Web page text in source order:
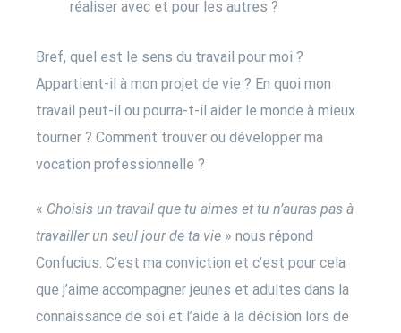
réaliser avec et pour les autres ?
Bref, quel est le sens du travail pour moi ?
Appartient-il à mon projet de vie ? En quoi mon
travail peut-il ou pourra-t-il aider le monde à mieux
tourner ? Comment trouver ou développer ma
vocation professionnelle ?
« Choisis un travail que tu aimes et tu n’auras pas à
travailler un seul jour de ta vie » nous répond
Confucius. C’est ma conviction et c’est pour cela
que j’aime accompagner jeunes et adultes dans la
connaissance de soi et l’aide à la décision lors de